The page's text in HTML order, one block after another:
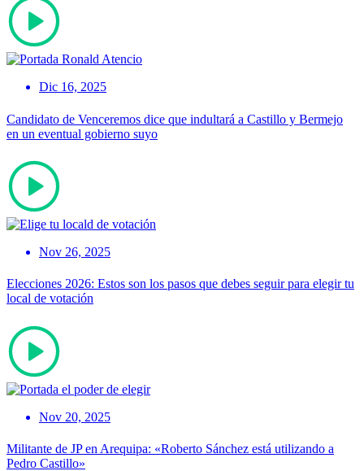
Dic 16, 2025
Candidato de Venceremos dice que indultará a Castillo y Bermejo
en un eventual gobierno suyo
Nov 26, 2025
Elecciones 2026: Estos son los pasos que debes seguir para elegir tu
local de votación
Nov 20, 2025
Militante de JP en Arequipa: «Roberto Sánchez está utilizando a
Pedro Castillo»